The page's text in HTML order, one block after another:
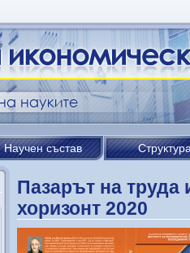
Научен състав
Пазарът на труда
хоризонт 2020